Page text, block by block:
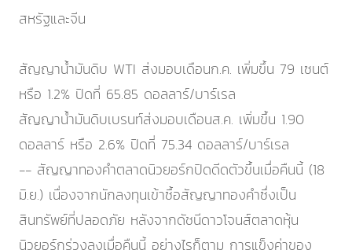
สหรัฐและจีน
สัญญาน้ำมันดิบ WTI ส่งมอบเดือนก.ค. เพิ่มขึ้น 79 เซนต์
หรือ 1.2% ปิดที่ 65.85 ดอลลาร์/บาร์เรล
สัญญาน้ำมันดิบเบรนท์ส่งมอบเดือนส.ค. เพิ่มขึ้น 1.90
ดอลลาร์ หรือ 2.6% ปิดที่ 75.34 ดอลลาร์/บาร์เรล
-- สัญญาทองคำตลาดนิวยอร์กปิดดีดตัวขึ้นเมื่อคืนนี้ (18
มิ.ย.) เนื่องจากนักลงทุนเข้าซื้อสัญญาทองคำซึ่งเป็น
สินทรัพย์ที่ปลอดภัย หลังจากดัชนีดาวโจนส์ตลาดหุ้น
นิวยอร์กร่วงลงเมื่อคืนนี้ อย่างไรก็ตาม การแข็งค่าของ